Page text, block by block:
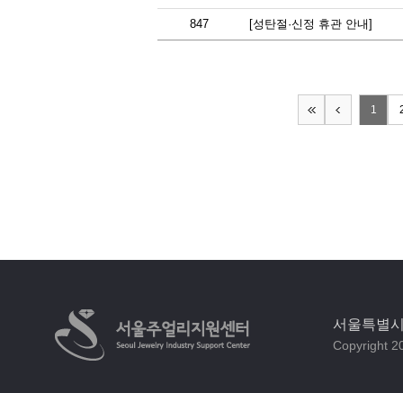
847 [성탄절·신정 휴관 안내]
1
서울특별
Copyright